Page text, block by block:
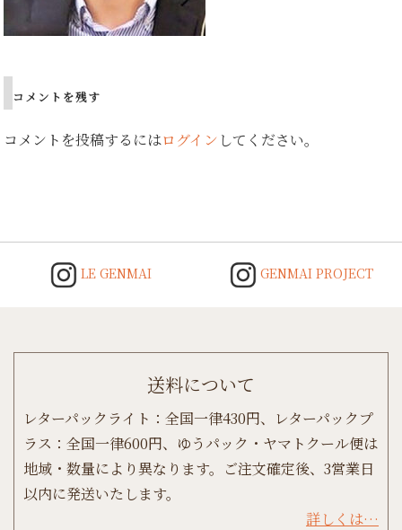
コメントを残す
コメントを投稿するにはログイン してください。
LE GENMAI GENMAI PROJECT
送料について
レターパックライト：全国一律430円、レターパックプ
ラス：全国一律600円、ゆうパック・ヤマトクール便は
地域・数量により異なります。ご注文確定後、3営業日
以内に発送いたします。
詳しくは…